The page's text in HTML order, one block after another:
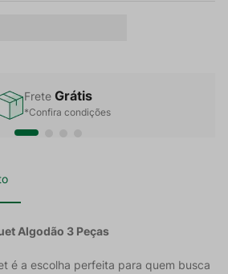
Frete Grátis
*Confira condições
Algodão 3 Peças
é a escolha perfeita para quem busca